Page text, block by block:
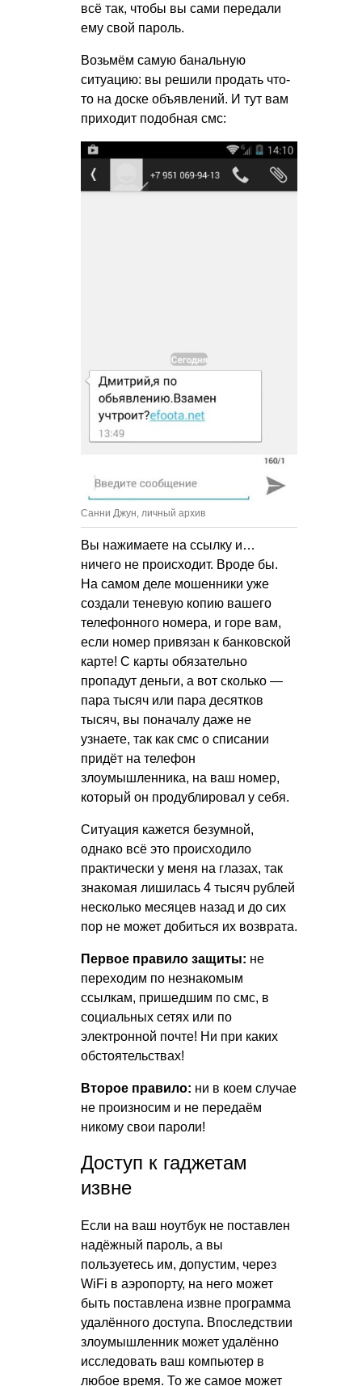
всё так, чтобы вы сами передали
ему свой пароль.
Возьмём самую банальную
ситуацию: вы решили продать что-
то на доске объявлений. И тут вам
приходит подобная смс:
Санни Джун, личный архив
Вы нажимаете на ссылку и…
ничего не происходит. Вроде бы.
На самом деле мошенники уже
создали теневую копию вашего
телефонного номера, и горе вам,
если номер привязан к банковской
карте! С карты обязательно
пропадут деньги, а вот сколько —
пара тысяч или пара десятков
тысяч, вы поначалу даже не
узнаете, так как смс о списании
придёт на телефон
злоумышленника, на ваш номер,
который он продублировал у себя.
Ситуация кажется безумной,
однако всё это происходило
практически у меня на глазах, так
знакомая лишилась 4 тысяч рублей
несколько месяцев назад и до сих
пор не может добиться их возврата.
Первое правило защиты: не
переходим по незнакомым
ссылкам, пришедшим по смс, в
социальных сетях или по
электронной почте! Ни при каких
обстоятельствах!
Второе правило: ни в коем случае
не произносим и не передаём
никому свои пароли!
Доступ к гаджетам
извне
Если на ваш ноутбук не поставлен
надёжный пароль, а вы
пользуетесь им, допустим, через
WiFi в аэропорту, на него может
быть поставлена извне программа
удалённого доступа. Впоследствии
злоумышленник может удалённо
исследовать ваш компьютер в
любое время. То же самое может